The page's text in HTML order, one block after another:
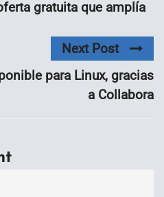
gratuita que amplía
Next Post
para Linux, gracias
a Collabora